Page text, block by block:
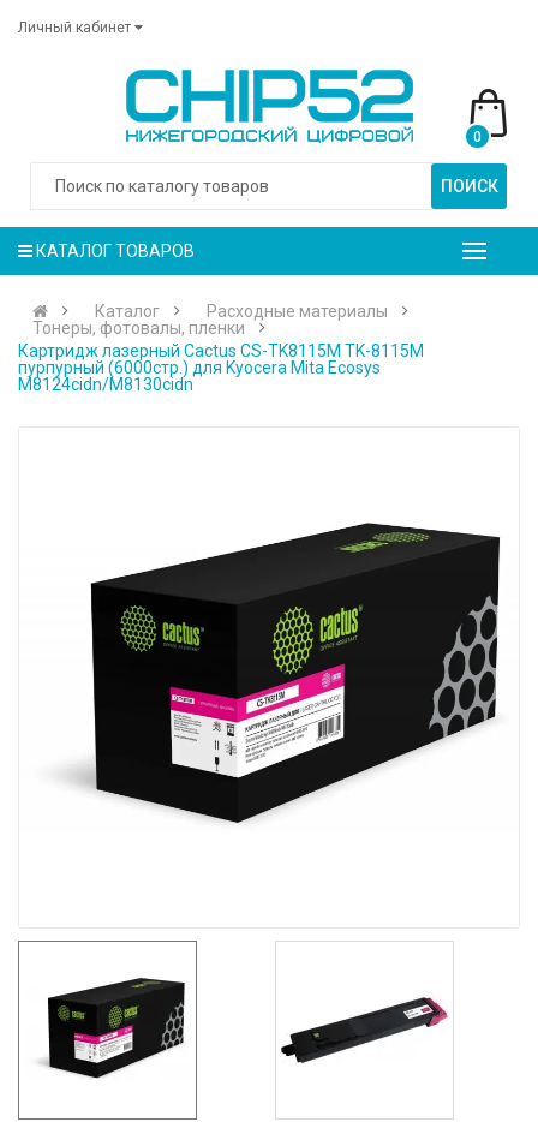
Личный кабинет
ПОИСК
0
КАТАЛОГ ТОВАРОВ
Каталог
Расходные материалы
Тонеры, фотовалы, пленки
Картридж лазерный Cactus CS-TK8115M TK-8115M
пурпурный (6000стр.) для Kyocera Mita Ecosys
M8124cidn/M8130cidn